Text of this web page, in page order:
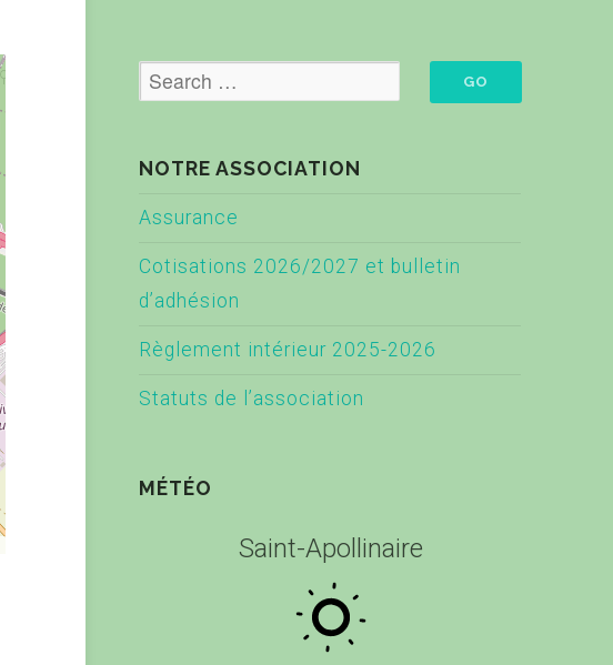
NOTRE ASSOCIATION
Assurance
Cotisations 2026/2027 et bulletin
d’adhésion
Règlement intérieur 2025-2026
Statuts de l’association
MÉTÉO
Saint-Apollinaire